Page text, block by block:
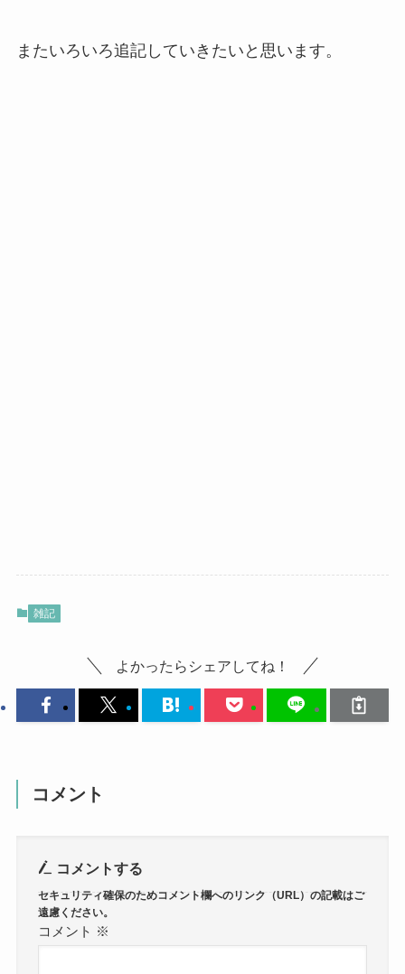
またいろいろ追記していきたいと思います。
雑記
よかったらシェアしてね！
コメント
コメントする
コメント ※